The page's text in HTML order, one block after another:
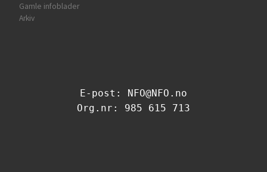
Gamle infoblader
Arkiv
E-post: NFO@NFO.no
Org.nr: 985 615 713